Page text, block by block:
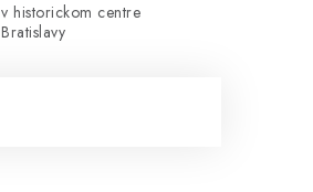
v historickom centre
Bratislavy